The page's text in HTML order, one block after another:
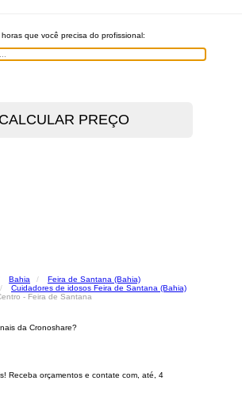
que você precisa do profissional:
Bahia
Feira de Santana (Bahia)
Cuidadores de idosos Feira de Santana (Bahia)
- Feira de Santana
da Cronoshare?
Receba orçamentos e contate com, até, 4